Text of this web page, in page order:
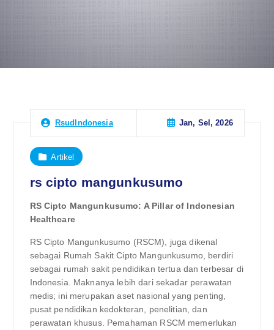
RsudIndonesia Jan, Sel, 2026
Artikel
rs cipto mangunkusumo
RS Cipto Mangunkusumo: A Pillar of Indonesian
Healthcare
RS Cipto Mangunkusumo (RSCM), juga dikenal
sebagai Rumah Sakit Cipto Mangunkusumo, berdiri
sebagai rumah sakit pendidikan tertua dan terbesar di
Indonesia. Maknanya lebih dari sekadar perawatan
medis; ini merupakan aset nasional yang penting,
pusat pendidikan kedokteran, penelitian, dan
perawatan khusus. Pemahaman RSCM memerlukan